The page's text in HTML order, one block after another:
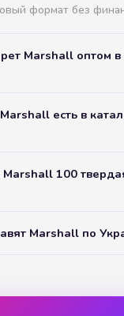
формат без
Marshall оптом в
есть в
100
Marshall по